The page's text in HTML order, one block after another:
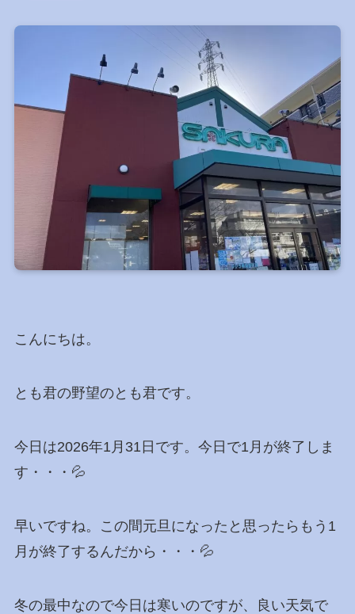
こんにちは。
とも君の野望のとも君です。
今日は2026年1月31日です。今日で1月が終了しま
す・・・💦
早いですね。この間元旦になったと思ったらもう1
月が終了するんだから・・・💦
冬の最中なので今日は寒いのですが、良い天気で